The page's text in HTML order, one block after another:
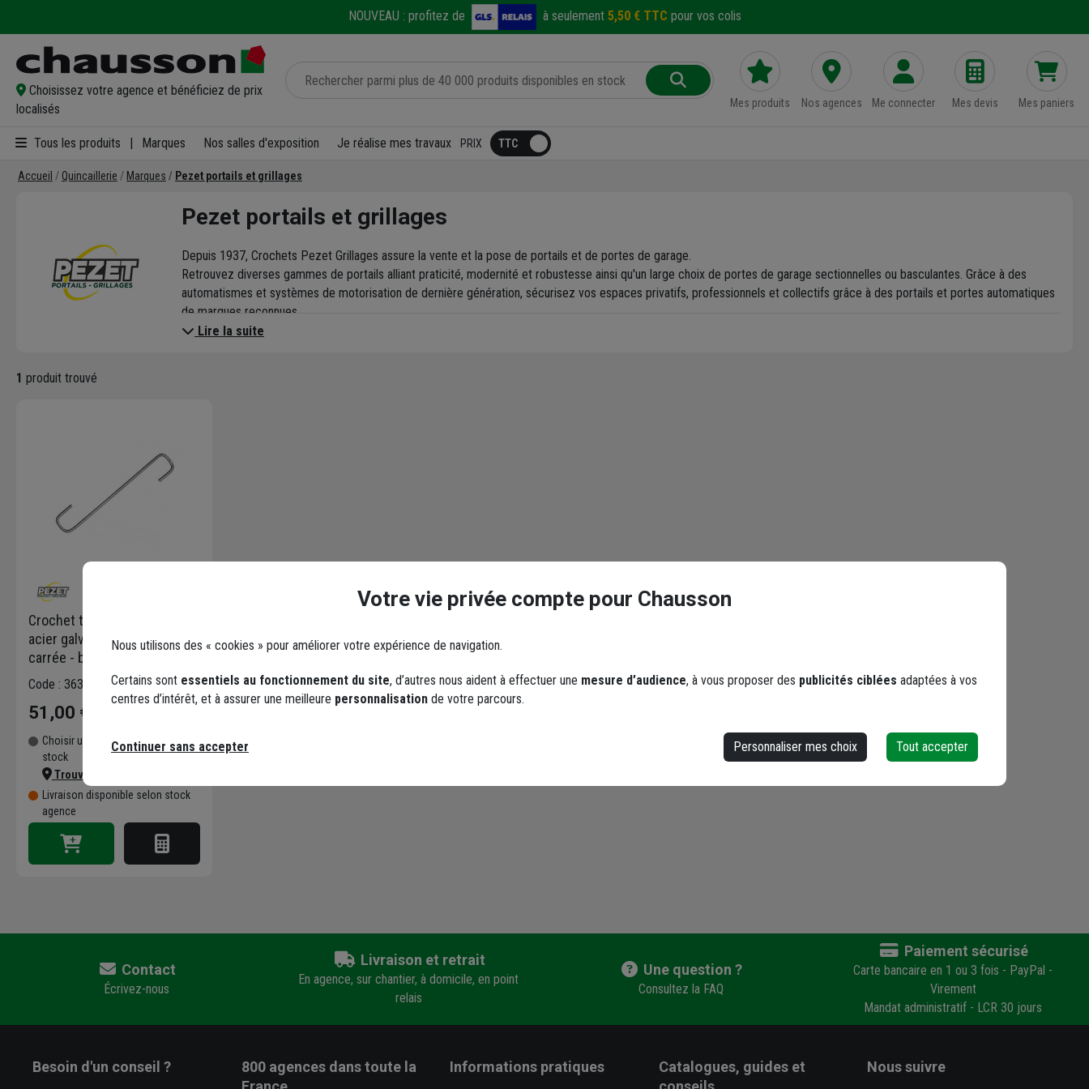
NOUVEAU : profitez de à seulement 5,50 € TTC pour vos colis
Choisissez votre agence et bénéficiez de prix
localisés
Mes produits Nos agences Me connecter Mes devis Mes paniers
Tous les produits Marques Nos salles d'exposition Je réalise mes travaux PRIX
Accueil Quincaillerie Marques Pezet portails et grillages
Pezet portails et grillages
Depuis 1937, Crochets Pezet Grillages assure la vente et la pose de portails et de portes de garage.
Retrouvez diverses gammes de portails alliant praticité, modernité et robustesse ainsi qu'un large choix de portes de garage sectionnelles ou basculantes. Grâce à des
automatismes et systèmes de motorisation de dernière génération, sécurisez vos espaces privatifs, professionnels et collectifs grâce à des portails et portes automatiques
de marques reconnues.
Crochets Pezet propose également des crochets pour fixer les tuiles canal de votre toiture, typique de la Méditerranée et du sud-ouest de la France.
Lire la suite
1 produit trouvé
Crochet tuile canal 12 cm
acier galvanisé boucle
carrée - boîte de 5 kg
Code : 363704-1
51,00 €
Choisir une agence pour vérifier le
stock
Trouver du stock en agence
Livraison disponible selon stock
agence
Contact
Écrivez-nous
Livraison et retrait
En agence, sur chantier, à domicile, en point
relais
Une question ?
Consultez la FAQ
Paiement sécurisé
Carte bancaire en 1 ou 3 fois - PayPal -
Virement
Mandat administratif - LCR 30 jours
Besoin d'un conseil ? 800 agencesdans toute la
Informations pratiques
Catalogues, guides et
Nous suivre
Votre vie privée compte pour Chausson
Nous utilisons des « cookies » pour améliorer votre expérience de navigation.
Certains sont essentiels au fonctionnement du site, d’autres nous aident à effectuer une mesure d’audience, à vous proposer des publicités ciblées adaptées à vos
centres d’intérêt, et à assurer une meilleure personnalisation de votre parcours.
Personnaliser mes choix Tout accepter
Continuer sans accepter